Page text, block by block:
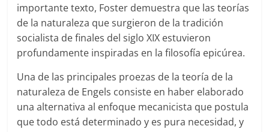
importante texto, Foster demuestra que las teorías
de la naturaleza que surgieron de la tradición
socialista de finales del siglo XIX estuvieron
profundamente inspiradas en la filosofía epicúrea.
Una de las principales proezas de la teoría de la
naturaleza de Engels consiste en haber elaborado
una alternativa al enfoque mecanicista que postula
que todo está determinado y es pura necesidad, y